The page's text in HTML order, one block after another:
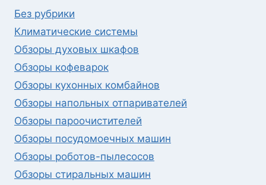
Без рубрики
Климатические системы
Обзоры духовых шкафов
Обзоры кофеварок
Обзоры кухонных комбайнов
Обзоры напольных отпаривателей
Обзоры пароочистителей
Обзоры посудомоечных машин
Обзоры роботов-пылесосов
Обзоры стиральных машин